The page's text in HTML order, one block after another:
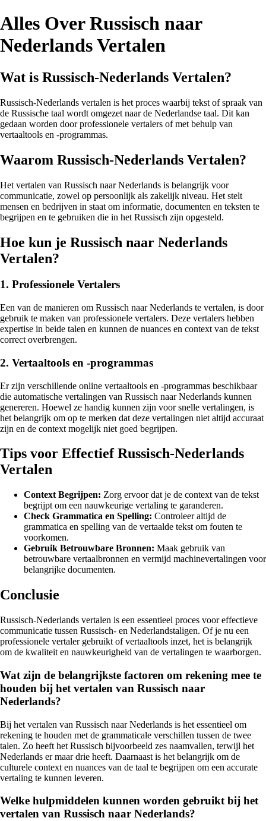
Alles Over Russisch naar
Nederlands Vertalen
Wat is Russisch-Nederlands Vertalen?
Russisch-Nederlands vertalen is het proces waarbij tekst of spraak van
de Russische taal wordt omgezet naar de Nederlandse taal. Dit kan
gedaan worden door professionele vertalers of met behulp van
vertaaltools en -programmas.
Waarom Russisch-Nederlands Vertalen?
Het vertalen van Russisch naar Nederlands is belangrijk voor
communicatie, zowel op persoonlijk als zakelijk niveau. Het stelt
mensen en bedrijven in staat om informatie, documenten en teksten te
begrijpen en te gebruiken die in het Russisch zijn opgesteld.
Hoe kun je Russisch naar Nederlands
Vertalen?
1. Professionele Vertalers
Een van de manieren om Russisch naar Nederlands te vertalen, is door
gebruik te maken van professionele vertalers. Deze vertalers hebben
expertise in beide talen en kunnen de nuances en context van de tekst
correct overbrengen.
2. Vertaaltools en -programmas
Er zijn verschillende online vertaaltools en -programmas beschikbaar
die automatische vertalingen van Russisch naar Nederlands kunnen
genereren. Hoewel ze handig kunnen zijn voor snelle vertalingen, is
het belangrijk om op te merken dat deze vertalingen niet altijd accuraat
zijn en de context mogelijk niet goed begrijpen.
Tips voor Effectief Russisch-Nederlands
Vertalen
Context Begrijpen: Zorg ervoor dat je de context van de tekst
begrijpt om een nauwkeurige vertaling te garanderen.
Check Grammatica en Spelling: Controleer altijd de
grammatica en spelling van de vertaalde tekst om fouten te
voorkomen.
Gebruik Betrouwbare Bronnen: Maak gebruik van
betrouwbare vertaalbronnen en vermijd machinevertalingen voor
belangrijke documenten.
Conclusie
Russisch-Nederlands vertalen is een essentieel proces voor effectieve
communicatie tussen Russisch- en Nederlandstaligen. Of je nu een
professionele vertaler gebruikt of vertaaltools inzet, het is belangrijk
om de kwaliteit en nauwkeurigheid van de vertalingen te waarborgen.
Wat zijn de belangrijkste factoren om rekening mee te
houden bij het vertalen van Russisch naar
Nederlands?
Bij het vertalen van Russisch naar Nederlands is het essentieel om
rekening te houden met de grammaticale verschillen tussen de twee
talen. Zo heeft het Russisch bijvoorbeeld zes naamvallen, terwijl het
Nederlands er maar drie heeft. Daarnaast is het belangrijk om de
culturele context en nuances van de taal te begrijpen om een accurate
vertaling te kunnen leveren.
Welke hulpmiddelen kunnen worden gebruikt bij het
vertalen van Russisch naar Nederlands?